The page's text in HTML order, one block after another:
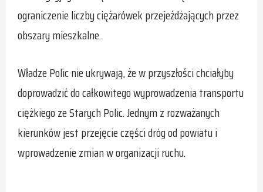
ograniczenie liczby ciężarówek przejeżdżających przez
obszary mieszkalne.
Władze Polic nie ukrywają, że w przyszłości chciałyby
doprowadzić do całkowitego wyprowadzenia transportu
ciężkiego ze Starych Polic. Jednym z rozważanych
kierunków jest przejęcie części dróg od powiatu i
wprowadzenie zmian w organizacji ruchu.